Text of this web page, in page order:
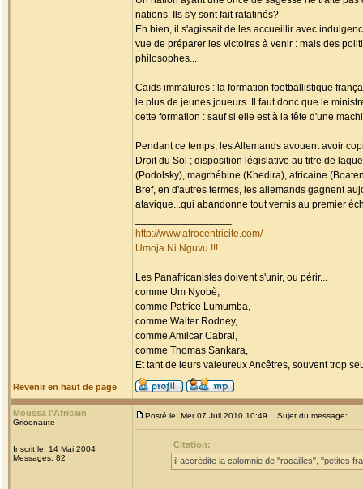
nations. Ils s'y sont fait ratatinés?
Eh bien, il s'agissait de les accueillir avec
vue de préparer les victoires à venir : mais des
philosophes...
Caïds immatures : la formation footballistique
le plus de jeunes joueurs. Il faut donc que le
cette formation : sauf si elle est à la tête d'une
Pendant ce temps, les Allemands avouent avoir
Droit du Sol ; disposition législative au titre de
(Podolsky), magrhébine (Khedira), africaine
Bref, en d'autres termes, les allemands gagnent
atavique...qui abandonne tout vernis au premier
http://www.afrocentricite.com/
Umoja Ni Nguvu !!!
Les Panafricanistes doivent s'unir, ou périr...
comme Um Nyobè,
comme Patrice Lumumba,
comme Walter Rodney,
comme Amilcar Cabral,
comme Thomas Sankara,
Et tant de leurs valeureux Ancêtres, souvent trop
Revenir en haut de page
Moussa l'Africain
Grioonaute
Inscrit le: 14 Mai 2004
Messages: 82
Posté le: Mer 07 Juil 2010 10:49 Sujet du message:
Citation:
il accrédite la calomnie de "racailles", "petites